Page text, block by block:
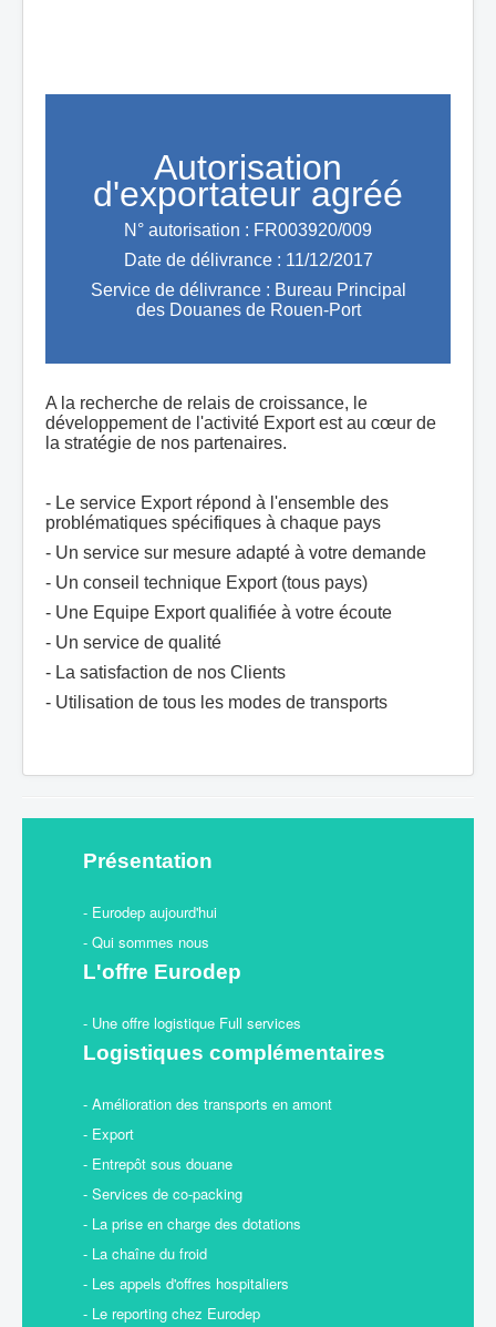
Autorisation
d'exportateur agréé
N° autorisation : FR003920/009
Date de délivrance : 11/12/2017
Service de délivrance : Bureau Principal
des Douanes de Rouen-Port
A la recherche de relais de croissance, le
développement de l'activité Export est au cœur de
la stratégie de nos partenaires.
- Le service Export répond à l'ensemble des
problématiques spécifiques à chaque pays
- Un service sur mesure adapté à votre demande
- Un conseil technique Export (tous pays)
- Une Equipe Export qualifiée à votre écoute
- Un service de qualité
- La satisfaction de nos Clients
- Utilisation de tous les modes de transports
Présentation
- Eurodep aujourd'hui
- Qui sommes nous
L'offre Eurodep
- Une offre logistique Full services
Logistiques complémentaires
- Amélioration des transports en amont
- Export
- Entrepôt sous douane
- Services de co-packing
- La prise en charge des dotations
- La chaîne du froid
- Les appels d'offres hospitaliers
- Le reporting chez Eurodep